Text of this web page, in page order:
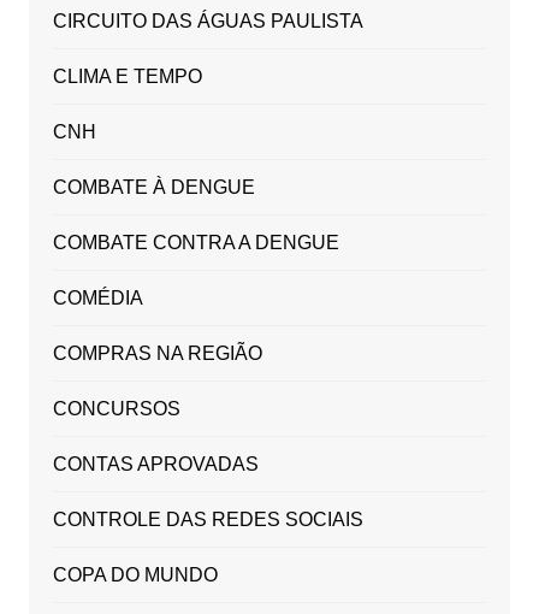
CIRCUITO DAS ÁGUAS PAULISTA
CLIMA E TEMPO
CNH
COMBATE À DENGUE
COMBATE CONTRA A DENGUE
COMÉDIA
COMPRAS NA REGIÃO
CONCURSOS
CONTAS APROVADAS
CONTROLE DAS REDES SOCIAIS
COPA DO MUNDO